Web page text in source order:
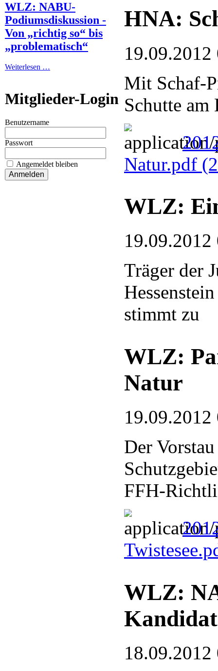
WLZ: NABU-
Podiumsdiskussion -
Von „richtig so“ bis
„problematisch“
Weiterlesen …
Mitglieder-Login
Benutzername
Passwort
Angemeldet bleiben
HNA:
19.09.2012
Mit Schaf-
Schutte am
Natur.pdf
WLZ:
19.09.2012
Träger der
stimmt zu
WLZ:
Natur
19.09.2012
Der
FFH-
WLZ:
18.09.2012